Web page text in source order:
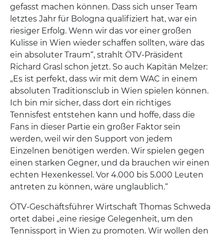
gefasst machen können. Dass sich unser Team
letztes Jahr für Bologna qualifiziert hat, war ein
riesiger Erfolg. Wenn wir das vor einer großen
Kulisse in Wien wieder schaffen sollten, wäre das
ein absoluter Traum“, strahlt ÖTV-Präsident
Richard Grasl schon jetzt. So auch Kapitän Melzer:
„Es ist perfekt, dass wir mit dem WAC in einem
absoluten Traditionsclub in Wien spielen können.
Ich bin mir sicher, dass dort ein richtiges
Tennisfest entstehen kann und hoffe, dass die
Fans in dieser Partie ein großer Faktor sein
werden, weil wir den Support von jedem
Einzelnen benötigen werden. Wir spielen gegen
einen starken Gegner, und da brauchen wir einen
echten Hexenkessel. Vor 4.000 bis 5.000 Leuten
antreten zu können, wäre unglaublich.“
ÖTV-Geschäftsführer Wirtschaft Thomas Schweda
ortet dabei „eine riesige Gelegenheit, um den
Tennissport in Wien zu promoten. Wir wollen den